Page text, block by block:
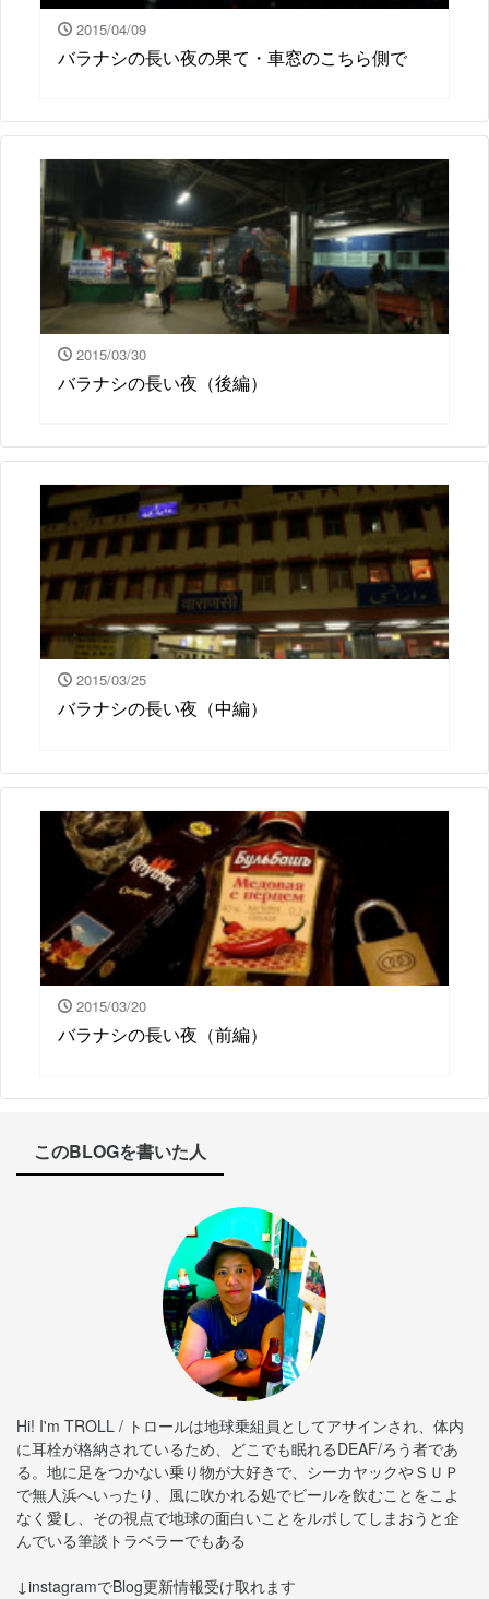
2015/04/09
バラナシの長い夜の果て・車窓のこちら側で
2015/03/30
バラナシの長い夜（後編）
2015/03/25
バラナシの長い夜（中編）
2015/03/20
バラナシの長い夜（前編）
このBLOGを書いた人
Hi! I'm TROLL / トロールは地球乗組員としてアサインされ、体内
に耳栓が格納されているため、どこでも眠れるDEAF/ろう者であ
る。地に足をつかない乗り物が大好きで、シーカヤックやＳＵＰ
で無人浜へいったり、風に吹かれる処でビールを飲むことをこよ
なく愛し、その視点で地球の面白いことをルポしてしまおうと企
んでいる筆談トラベラーでもある
↓instagramでBlog更新情報受け取れます